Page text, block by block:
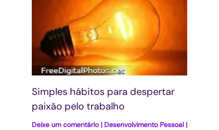
Simples hábitos para despertar
paixão pelo trabalho
Deixe um comentário | Desenvolvimento Pessoal |